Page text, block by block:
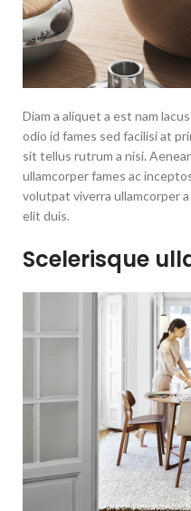
Diam a aliquet a est nam
odio id fames sed facilisi at
sit tellus rutrum a nisi.
ullamcorper fames ac
volutpat viverra ullamcorper
elit duis.
Scelerisque